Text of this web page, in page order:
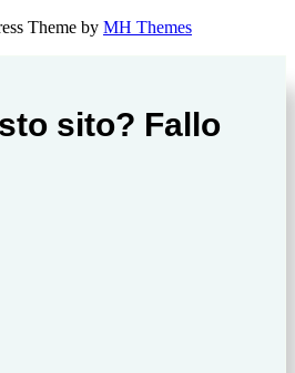
Theme by MH Themes
sito? Fallo